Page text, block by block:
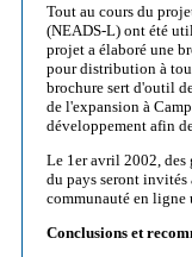
Tout au cours du
(NEADS-L) ont été
projet a élaboré une
pour distribution à
brochure sert d'outil
de l'expansion à
développement afin
Le 1er avril 2002, des
du pays seront invités
communauté en ligne
Conclusions et